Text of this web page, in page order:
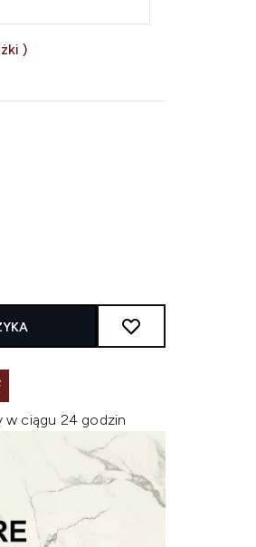
DETALICZNA:
CENA:
)
w ciągu 24 godzin